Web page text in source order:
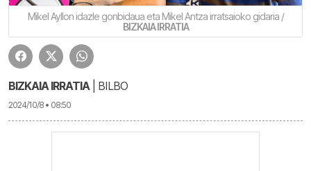
Mikel Ayllon idazle gonbidaua eta Mikel Antza irratsaioko gidaria /
BIZKAIA IRRATIA
BIZKAIA IRRATIA | BILBO
2024/10/8 • 08:50